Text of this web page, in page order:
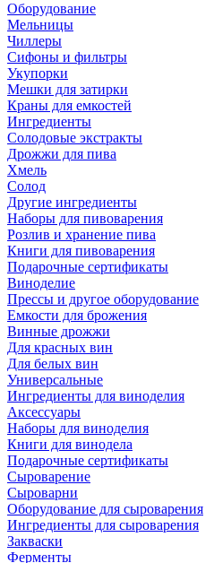
Оборудование
Мельницы
Чиллеры
Сифоны и фильтры
Укупорки
Мешки для затирки
Краны для емкостей
Ингредиенты
Солодовые экстракты
Дрожжи для пива
Хмель
Солод
Другие ингредиенты
Наборы для пивоварения
Розлив и хранение пива
Книги для пивоварения
Подарочные сертификаты
Виноделие
Прессы и другое оборудование
Емкости для брожения
Винные дрожжи
Для красных вин
Для белых вин
Универсальные
Ингредиенты для виноделия
Аксессуары
Наборы для виноделия
Книги для винодела
Подарочные сертификаты
Сыроварение
Сыроварни
Оборудование для сыроварения
Ингредиенты для сыроварения
Закваски
Ферменты